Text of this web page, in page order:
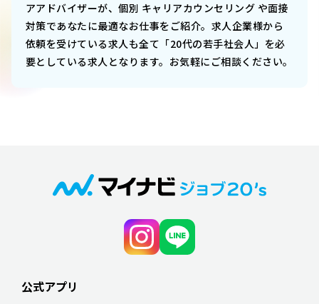
アアドバイザーが、個別 キャリアカウンセリング や面接
対策であなたに最適なお仕事をご紹介。求人企業様から
依頼を受けている求人も全て「20代の若手社会人」を必
要としている求人となります。お気軽にご相談ください。
公式アプリ